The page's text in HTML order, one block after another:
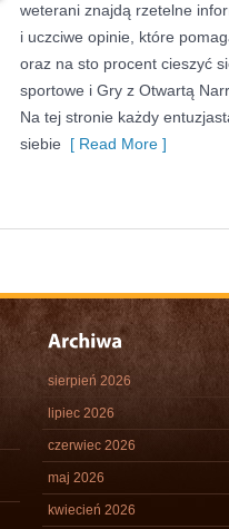
weterani znajdą rzetelne
i uczciwe opinie, które
oraz na sto procent cieszyć
sportowe i Gry z Otwartą
Na tej stronie każdy
siebie [ Read More ]
sierpień 2026
lipiec 2026
czerwiec 2026
maj 2026
kwiecień 2026